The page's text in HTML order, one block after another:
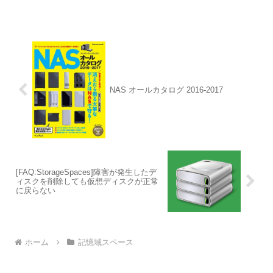
NAS オールカタログ 2016-2017
[FAQ:StorageSpaces]障害が発生したデ
ィスクを削除しても仮想ディスクが正常
に戻らない
ホーム 記憶域スペース